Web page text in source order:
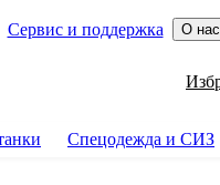
Сервис и поддержка О нас
Спецодежда и СИЗ